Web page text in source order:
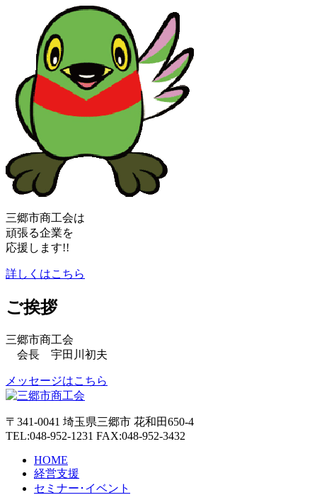
三郷市商工会は
頑張る企業を
応援します!!
詳しくはこちら
ご挨拶
三郷市商工会
会長 宇田川初夫
メッセージはこちら
〒341-0041 埼玉県三郷市 花和田650-4
TEL:048-952-1231 FAX:048-952-3432
HOME
経営支援
セミナー･イベント